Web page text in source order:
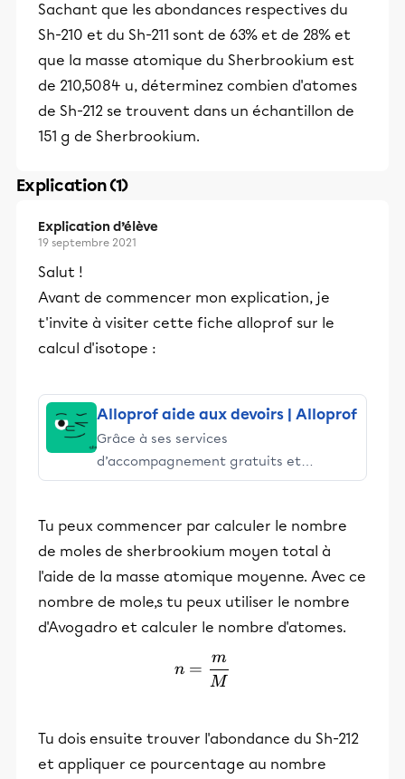
Sachant que les abondances respectives du
Sh-210 et du Sh-211 sont de 63% et de 28% et
que la masse atomique du Sherbrookium est
de 210,5084 u, déterminez combien d'atomes
de Sh-212 se trouvent dans un échantillon de
151 g de Sherbrookium.
Explication (1)
Explication d’élève
19 septembre 2021
Salut !
Avant de commencer mon explication, je
t'invite à visiter cette fiche alloprof sur le
calcul d'isotope :
Alloprof aide aux devoirs | Alloprof
Grâce à ses services
d’accompagnement gratuits et
stimulants, Alloprof engage les élèves
éducative.
Tu peux commencer par calculer le nombre
de moles de sherbrookium moyen total à
l'aide de la masse atomique moyenne. Avec ce
nombre de mole,s tu peux utiliser le nombre
d'Avogadro et calculer le nombre d'atomes.
n=\frac{m}{M}
n =
M
m
Tu dois ensuite trouver l'abondance du Sh-212
et appliquer ce pourcentage au nombre